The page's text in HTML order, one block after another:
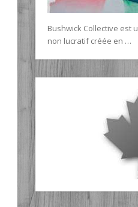
Bushwick Collective est
non lucratif créée en …